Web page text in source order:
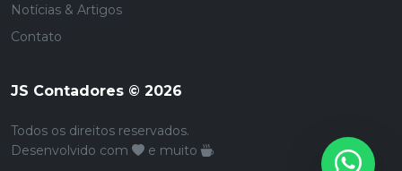
Notícias & Artigos
Contato
JS Contadores © 2026
Todos os direitos reservados.
Desenvolvido com
e muito